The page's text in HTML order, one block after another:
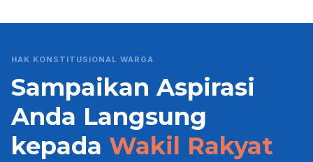
HAK KONSTITUSIONAL WARGA
Sampaikan Aspirasi
Anda Langsung
kepada Wakil Rakyat